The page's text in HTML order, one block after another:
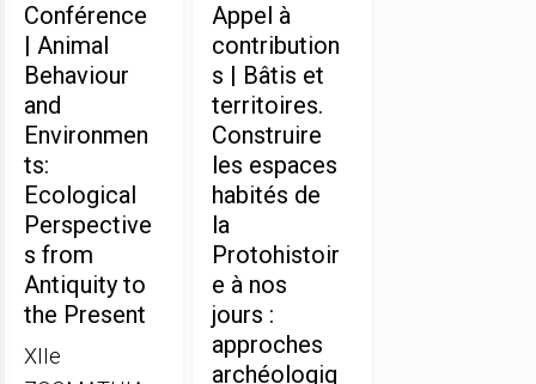
Conférence
| Animal
Behaviour
and
Environmen
ts:
Ecological
Perspective
s from
Antiquity to
the Present
XIIe
Appel à
contribution
s | Bâtis et
territoires.
Construire
les espaces
habités de
la
Protohistoir
e à nos
jours :
approches
archéologiq